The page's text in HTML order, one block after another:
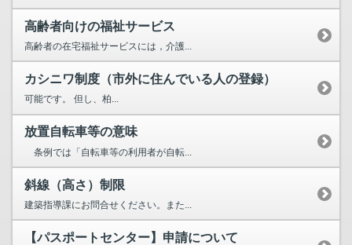
高齢者向けの福祉サービス
高齢者の在宅福祉サービスには，介護...
カシニワ制度（市外に住んでいる人の登録）
可能です。 但し、柏...
放置自転車等の意味
条例では「自転車等の利用者が自転...
斜線（高さ）制限
建築指導課にお問合せください。また...
【パスポートセンター】申請について